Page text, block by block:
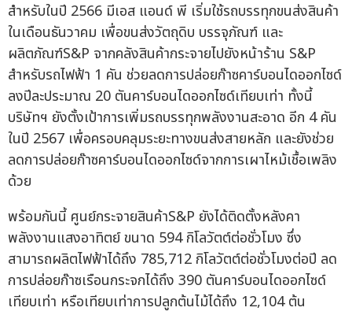
สำหรับในปี 2566 มีเอส แอนด์ พี เริ่มใช้รถบรรทุกขนส่งสินค้า
ในเดือนธันวาคม เพื่อขนส่งวัตถุดิบ บรรจุภัณฑ์ และ
ผลิตภัณฑ์S&P จากคลังสินค้ากระจายไปยังหน้าร้าน S&P
สำหรับรถไฟฟ้า 1 คัน ช่วยลดการปล่อยก๊าซคาร์บอนไดออกไซด์
ลงปีละประมาณ 20 ตันคาร์บอนไดออกไซด์เทียบเท่า ทั้งนี้
บริษัทฯ ยังตั้งเป้าการเพิ่มรถบรรทุกพลังงานสะอาด อีก 4 คัน
ในปี 2567 เพื่อครอบคลุมระยะทางขนส่งสายหลัก และยังช่วย
ลดการปล่อยก๊าซคาร์บอนไดออกไซด์จากการเผาไหม้เชื้อเพลิง
ด้วย
พร้อมกันนี้ ศูนย์กระจายสินค้าS&P ยังได้ติดตั้งหลังคา
พลังงานแสงอาทิตย์ ขนาด 594 กิโลวัตต์ต่อชั่วโมง ซึ่ง
สามารถผลิตไฟฟ้าได้ถึง 785,712 กิโลวัตต์ต่อชั่วโมงต่อปี ลด
การปล่อยก๊าซเรือนกระจกได้ถึง 390 ตันคาร์บอนไดออกไซด์
เทียบเท่า หรือเทียบเท่าการปลูกต้นไม้ได้ถึง 12,104 ต้น